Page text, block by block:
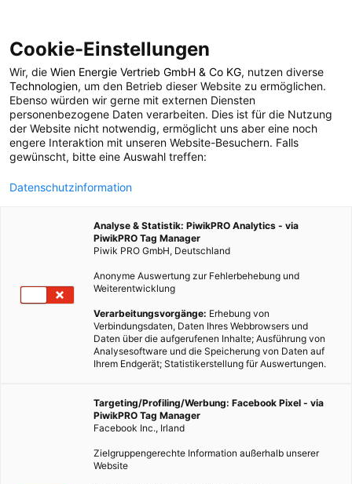
POSTS BY TAG
betacarotin
1 BEITRAG
Cookie-Einstellungen
Wir, die Wien Energie Vertrieb GmbH & Co KG, nutzen diverse
Technologien, um den Betrieb dieser Website zu ermöglichen.
Ebenso würden wir gerne mit externen Diensten
personenbezogene Daten verarbeiten. Dies ist für die Nutzung
der Website nicht notwendig, ermöglicht uns aber eine noch
engere Interaktion mit unseren Website-Besuchern. Falls
gewünscht, bitte eine Auswahl treffen:
Datenschutzinformation
Analyse & Statistik: PiwikPRO Analytics - via
PiwikPRO Tag Manager
Piwik PRO GmbH, Deutschland
Anonyme Auswertung zur Fehlerbehebung und
Weiterentwicklung
Verarbeitungsvorgänge: Erhebung von
Verbindungsdaten, Daten Ihres Webbrowsers und
Daten über die aufgerufenen Inhalte; Ausführung von
Analysesoftware und die Speicherung von Daten auf
Ihrem Endgerät; Statistikerstellung für Auswertungen.
Targeting/Profiling/Werbung: Facebook Pixel - via
PiwikPRO Tag Manager
Facebook Inc., Irland
Zielgruppengerechte Information außerhalb unserer
Website